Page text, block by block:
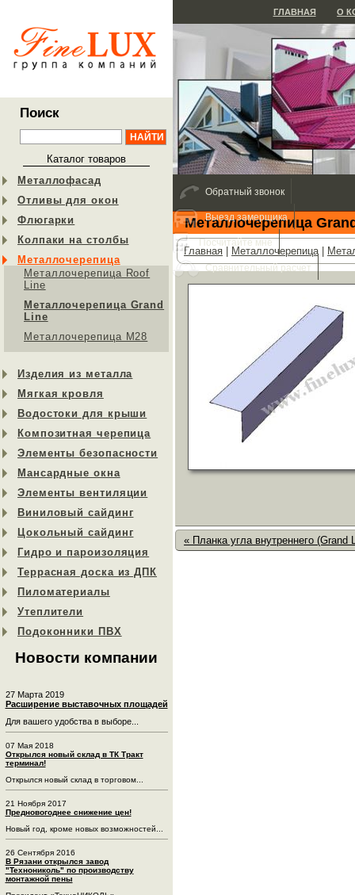
Поиск
Каталог товаров
Металлофасад
Отливы для окон
Флюгарки
Колпаки на столбы
Металлочерепица
Металлочерепица Roof
Line
Металлочерепица Grand
Line
Металлочерепица М28
Изделия из металла
Мягкая кровля
Водостоки для крыши
Композитная черепица
Элементы безопасности
Мансардные окна
Элементы вентиляции
Виниловый сайдинг
Цокольный сайдинг
Гидро и пароизоляция
Террасная доска из ДПК
Пиломатериалы
Утеплители
Подоконники ПВХ
Новости компании
27 Марта 2019
Расширение выставочных площадей
Для вашего удобства в выборе...
07 Мая 2018
Открылся новый склад в ТК Тракт
терминал!
Открылся новый склад в торговом...
21 Ноября 2017
Предновогоднее снижение цен!
Новый год, кроме новых возможностей...
26 Сентября 2016
В Рязани открылся завод
"Технониколь" по производству
монтажной пены
ГЛАВНАЯ О
Металлочерепица
Главная Металлочерепица|
« Планка угла внутреннего (Grand
Обратный звонок
Выезд замерщика
Посчитайте мне
Сравнительный расчет